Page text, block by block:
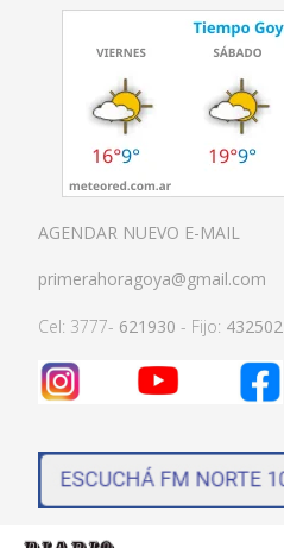
AGENDAR NUEVO E-MAIL
primerahoragoya@gmail.com
Cel: 3777- 621930 - Fijo: 432502